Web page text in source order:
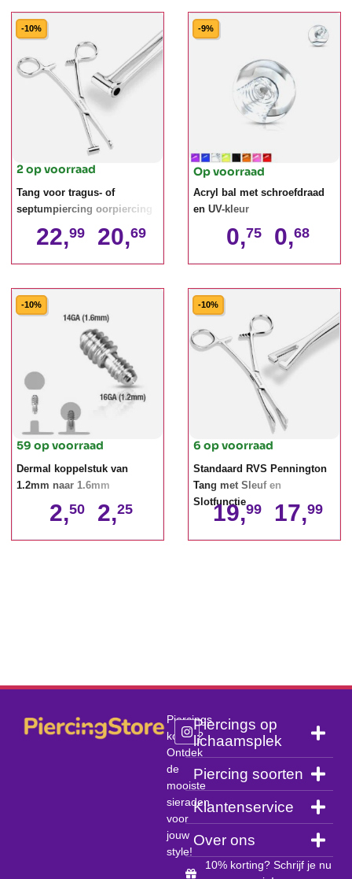
-10%
2 op voorraad
Tang voor tragus- of
septumpiercing oorpiercing
22,99 20,69
-9%
Op voorraad
Acryl bal met schroefdraad
en UV-kleur
0,75 0,68
-10%
59 op voorraad
Dermal koppelstuk van
1.2mm naar 1.6mm
2,50 2,25
-10%
6 op voorraad
Standaard RVS Pennington
Tang met Sleuf en
Slotfunctie
19,99 17,99
Piercings
kopen?
Ontdek
de
mooiste
sieraden
voor
jouw
style!
Piercings op
lichaamsplek
Piercing soorten
Klantenservice
Over ons
10% korting? Schrijf je nu